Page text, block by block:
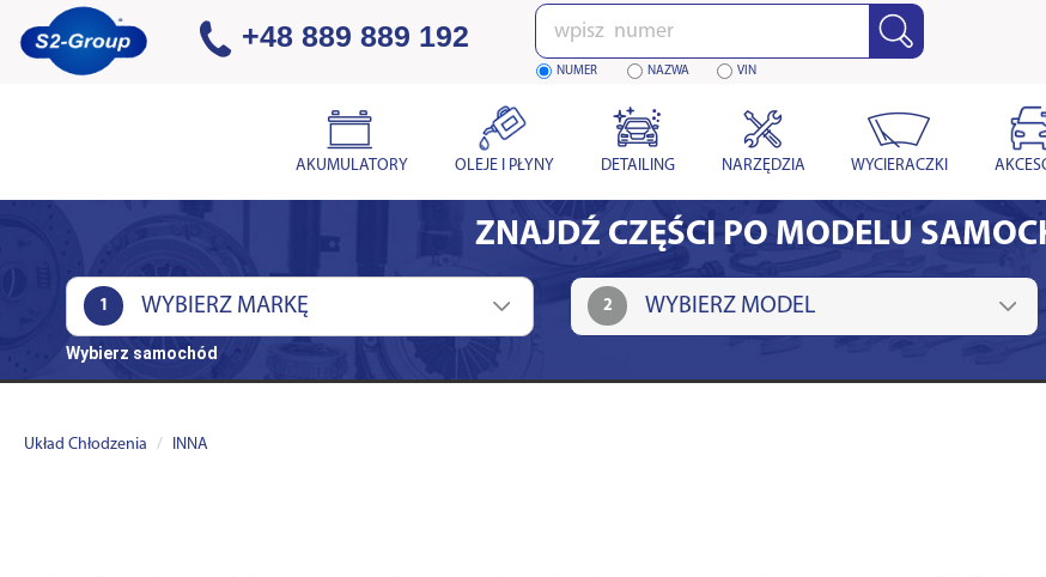
+48 889 889 192 Wpisz
numer
NUMER NAZWA VIN
AKUMULATORY OLEJE I PŁYNY DETAILING NARZĘDZIA WYCIERACZKI
ZNAJDŹ CZĘŚCI PO MODELU
1 2
Wybierz samochód
Układ Chłodzenia INNA